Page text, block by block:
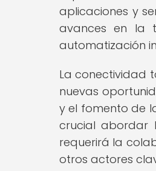
aplicaciones y
avances en la
automatización
La conectividad
nuevas
y el fomento de
crucial abordar
requerirá la
otros actores